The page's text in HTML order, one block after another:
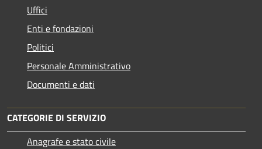
Uffici
Enti e fondazioni
Politici
Personale Amministrativo
Documenti e dati
CATEGORIE DI SERVIZIO
Anagrafe e stato civile